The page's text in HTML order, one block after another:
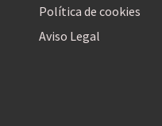
Política de cookies
Aviso Legal